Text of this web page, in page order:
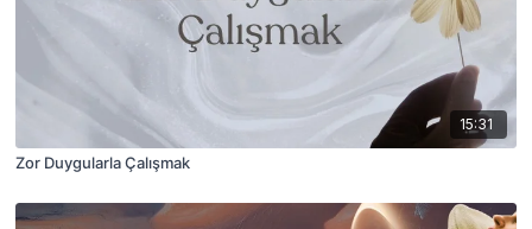
15:31
Zor Duygularla Çalışmak